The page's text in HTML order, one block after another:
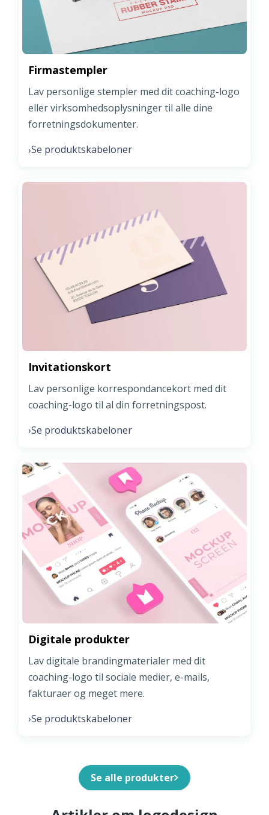
Firmastempler
Lav personlige stempler med dit coaching-logo
eller virksomhedsoplysninger til alle dine
forretningsdokumenter.
›Se produktskabeloner
Invitationskort
Lav personlige korrespondancekort med dit
coaching-logo til al din forretningspost.
›Se produktskabeloner
Digitale produkter
Lav digitale brandingmaterialer med dit
coaching-logo til sociale medier, e-mails,
fakturaer og meget mere.
›Se produktskabeloner
Se alle produkter